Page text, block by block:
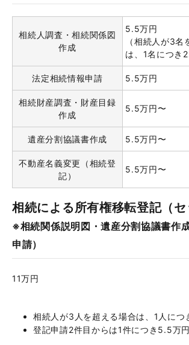
相続人調査・相続関係図
作成
5.5万円
（相続人が3名
は、1名につき
法定相続情報申請 5.5万円
相続財産調査・財産目録
作成
5.5万円〜
遺産分割協議書作成 5.5万円〜
不動産名義変更（相続登
記）
5.5万円〜
相続による所有権移転登記（セ
※相続関係説明図・遺産分割協議書作
申請）
11万円
相続人が3人を超える場合は、1人につ
登記申請2件目からは1件につき5.5万